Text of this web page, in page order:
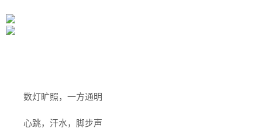
数灯旷照，一方通明
心跳，汗水，脚步声